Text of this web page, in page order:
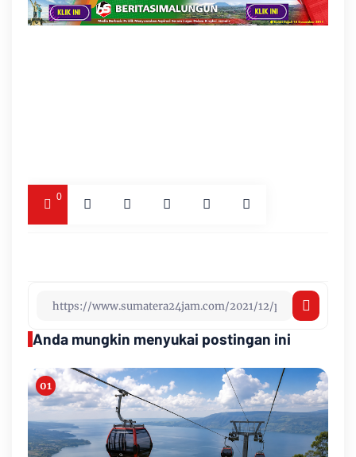
0
Anda mungkin menyukai postingan ini